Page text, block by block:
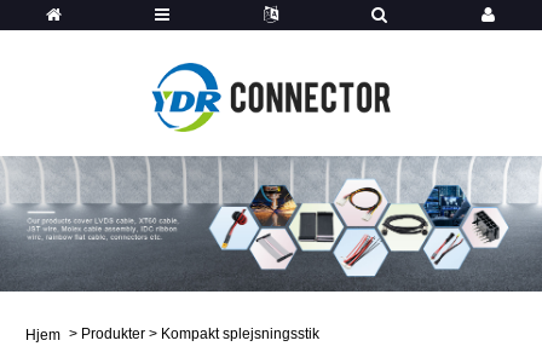
Hjem > Produkter > Kompakt splejsningsstik